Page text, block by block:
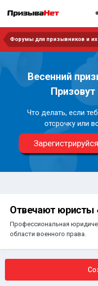
Форумы для призывников и их
Весенний
Призовут
Что делать, если
отсрочку или
Отвечают юристы
Профессиональная
области военного права.